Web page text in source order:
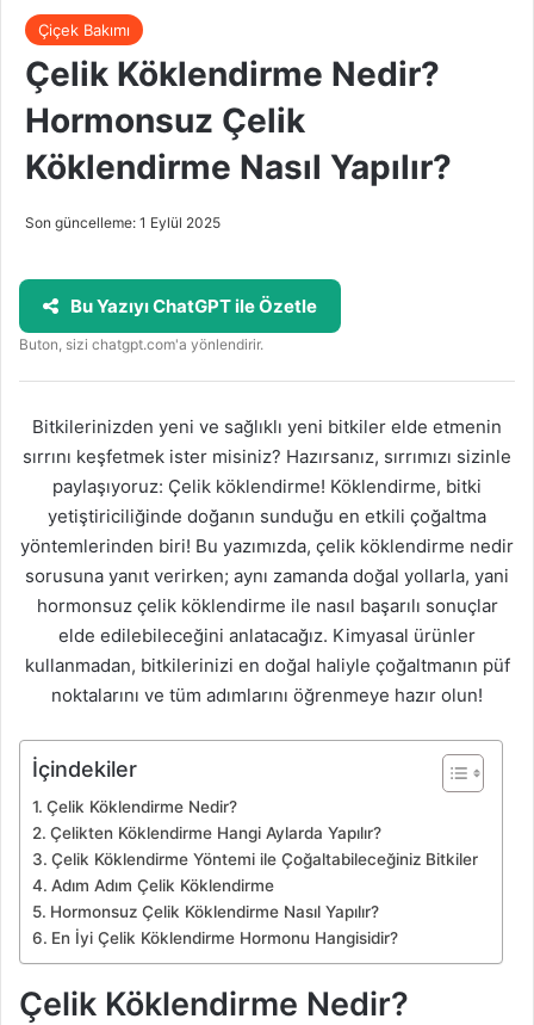
Çiçek Bakımı
Çelik Köklendirme Nedir?
Hormonsuz Çelik
Köklendirme Nasıl Yapılır?
Son güncelleme: 1 Eylül 2025
Bu Yazıyı ChatGPT ile Özetle
Buton, sizi chatgpt.com'a yönlendirir.
Bitkilerinizden yeni ve sağlıklı yeni bitkiler elde etmenin
sırrını keşfetmek ister misiniz? Hazırsanız, sırrımızı sizinle
paylaşıyoruz: Çelik köklendirme! Köklendirme, bitki
yetiştiriciliğinde doğanın sunduğu en etkili çoğaltma
yöntemlerinden biri! Bu yazımızda, çelik köklendirme nedir
sorusuna yanıt verirken; aynı zamanda doğal yollarla, yani
hormonsuz çelik köklendirme ile nasıl başarılı sonuçlar
elde edilebileceğini anlatacağız. Kimyasal ürünler
kullanmadan, bitkilerinizi en doğal haliyle çoğaltmanın püf
noktalarını ve tüm adımlarını öğrenmeye hazır olun!
İçindekiler
Çelik Köklendirme Nedir?
Çelikten Köklendirme Hangi Aylarda Yapılır?
Çelik Köklendirme Yöntemi ile Çoğaltabileceğiniz Bitkiler
Adım Adım Çelik Köklendirme
Hormonsuz Çelik Köklendirme Nasıl Yapılır?
En İyi Çelik Köklendirme Hormonu Hangisidir?
Çelik Köklendirme Nedir?